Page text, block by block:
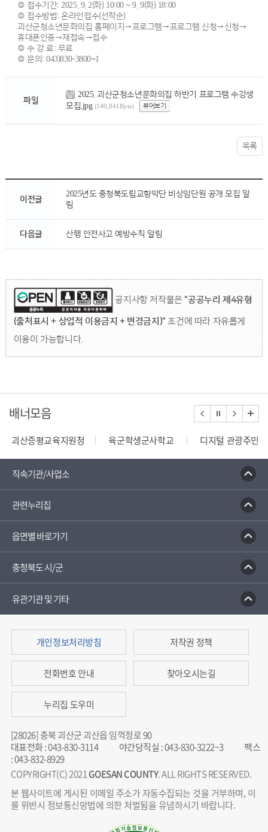
◎ 접수기간: 2025. 9. 2(화) 10:00 ~ 9. 9(화) 18:00
◎ 접수방법: 온라인접수(선착순)
괴산군청소년문화의집 홈페이지→프로그램→프로그램 신청→신청→
휴대폰인증→재접속→접수
◎ 수 강 료: 무료
◎ 문의: 043)830-3800~1
파일
2025. 괴산군청소년문화의집 하반기 프로그램 수강생
모집.jpg (140,841Byte) 뷰어보기
목록
이전글
2025년도 충청북도립교향악단 비상임단원 공개 모집 알
림
다음글 산행 안전사고 예방수칙 알림
공지사항 저작물은 "공공누리 제4유형
(출처표시 + 상업적 이용금지 + 변경금지)" 조건에 따라 자유롭게
이용이 가능합니다.
배너모음
괴산증평교육지원청 육군학생군사학교
디지털 관광주민증
직속기관/사업소
관련누리집
읍면별 바로가기
충청북도 시/군
유관기관 및 기타
개인정보처리방침 저작권 정책
전화번호 안내 찾아오시는길
누리집 도우미
[28026] 충북 괴산군 괴산읍 임꺽정로 90
대표전화:043-830-3114 야간당직실 :043-830-3222~3
팩스
:043-832-8929
COPYRIGHT(C) 2021GOESAN COUNTY. ALL RIGHTS RESERVED.
본 웹사이트에 게시된 이메일 주소가 자동수집되는 것을 거부하며, 이
를 위반시 정보통신망법에 의한 처벌됨을 유념하시기 바랍니다.